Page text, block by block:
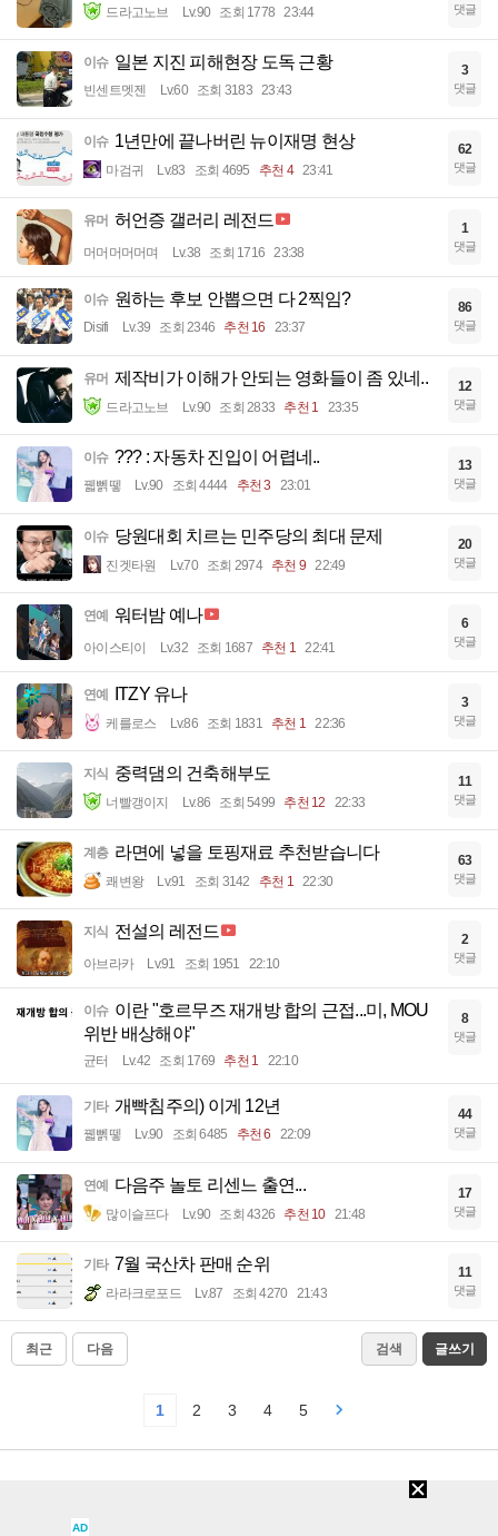
드라고노브 Lv.90 조회 1778 23:44 댓글
이슈 일본 지진 피해현장 도독 근황
빈센트멧젠 Lv.60 조회 3183 23:43
3
댓글
이슈 1년만에 끝나버린 뉴이재명 현상
마검귀 Lv.83 조회 4695 추천 4 23:41
62
댓글
유머 허언증 갤러리 레전드
머머머머머며 Lv.38 조회 1716 23:38
1
댓글
이슈 원하는 후보 안뽑으면 다 2찍임?
Disifi Lv.39 조회 2346 추천 16 23:37
86
댓글
유머 제작비가 이해가 안되는 영화들이 좀 있네..
드라고노브 Lv.90 조회 2833 추천 1 23:35
12
댓글
이슈 ??? : 자동차 진입이 어렵네..
꿻뻵뗗 Lv.90 조회 4444 추천 3 23:01
13
댓글
이슈 당원대회 치르는 민주당의 최대 문제
진겟타원 Lv.70 조회 2974 추천 9 22:49
20
댓글
연예 워터밤 예나
아이스티이 Lv.32 조회 1687 추천 1 22:41
6
댓글
연예 ITZY 유나
케를로스 Lv.86 조회 1831 추천 1 22:36
3
댓글
지식 중력댐의 건축해부도
너빨갱이지 Lv.86 조회 5499 추천 12 22:33
11
댓글
계층 라면에 넣을 토핑재료 추천받습니다
쾌변왕 Lv.91 조회 3142 추천 1 22:30
63
댓글
지식 전설의 레전드
아브라카 Lv.91 조회 1951 22:10
2
댓글
이슈 이란 "호르무즈 재개방 합의 근접...미, MOU
위반 배상해야"
균터 Lv.42 조회 1769 추천 1 22:10
8
댓글
기타 개빡침주의) 이게 12년
꿻뻵뗗 Lv.90 조회 6485 추천 6 22:09
44
댓글
연예 다음주 놀토 리센느 출연...
많이슬프다 Lv.90 조회 4326 추천 10 21:48
17
댓글
기타 7월 국산차 판매 순위
라라크로포드 Lv.87 조회 4270 21:43
11
댓글
최근 다음 검색 글쓰기
1 2 3 4 5
AD